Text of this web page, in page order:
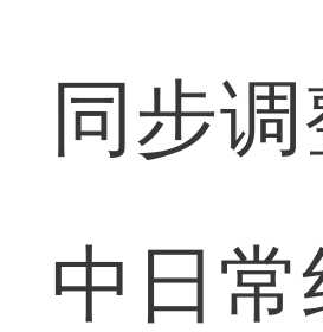
同步
中日